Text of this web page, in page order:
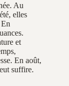
Au
elles
et
En août,
suffire.